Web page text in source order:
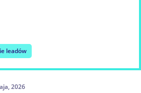
leadów
2026